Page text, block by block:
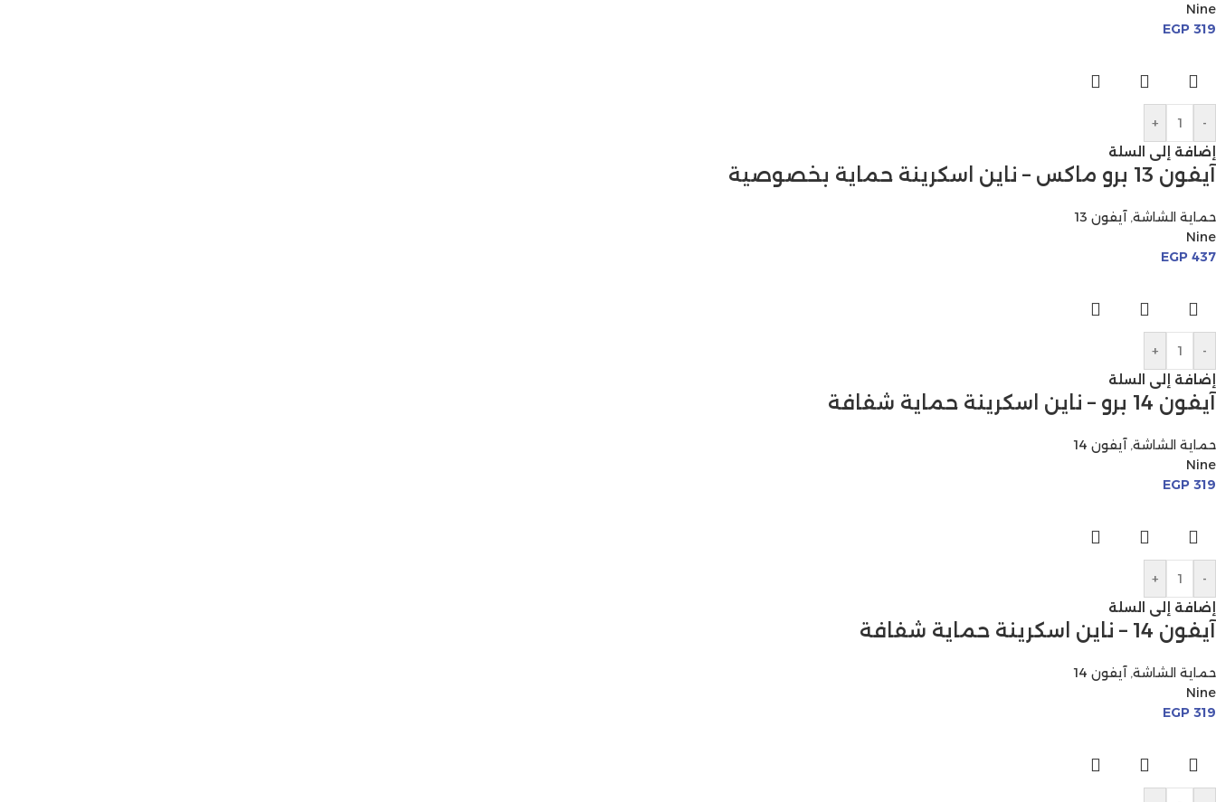
Nine
EGP 319
-
+
إضافة إلى السلة
آيفون 13 برو ماكس – ناين اسكرينة حماية بخصوصية
حماية الشاشة, آيفون 13
Nine
EGP 437
-
+
إضافة إلى السلة
آيفون 14 برو – ناين اسكرينة حماية شفافة
حماية الشاشة, آيفون 14
Nine
EGP 319
-
+
إضافة إلى السلة
آيفون 14 – ناين اسكرينة حماية شفافة
حماية الشاشة, آيفون 14
Nine
EGP 319